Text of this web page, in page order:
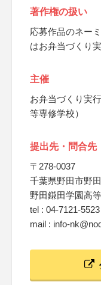
著作権の扱い
応募作品のネー
はお弁当づくり
主催
お弁当づくり実
等専修学校）
提出先・問合先
〒278-0037
千葉県野田市野
野田鎌田学園高
tel : 04-7121-
mail : info-